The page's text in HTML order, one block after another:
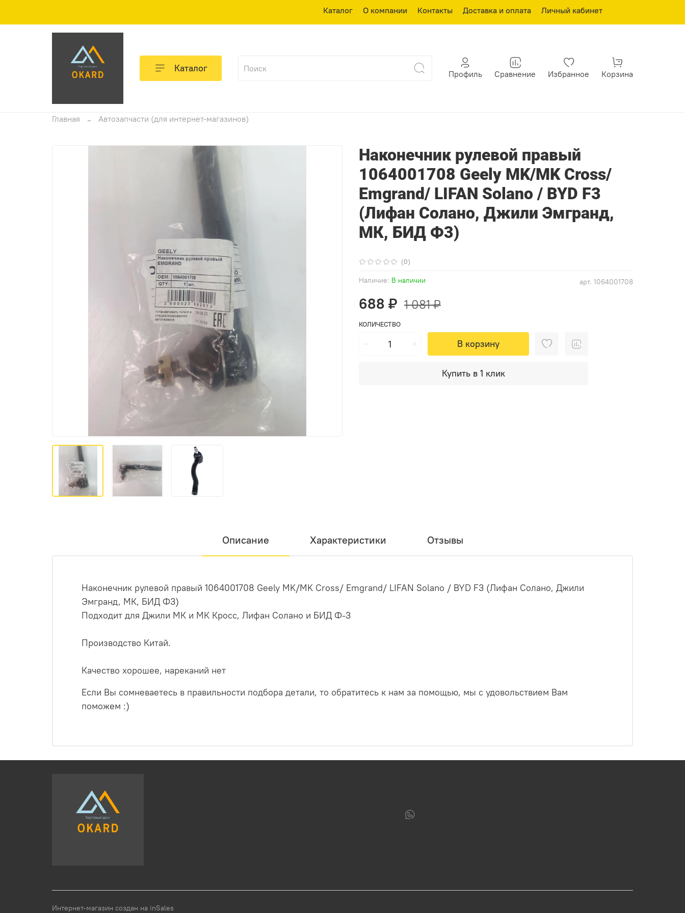
Каталог О компании Контакты Доставка и оплата Личный кабинет
Каталог Профиль Сравнение Избранное Корзина
Главная Автозапчасти (для интернет-магазинов)
(0)
арт. 1064001708
Наличие: В наличии
Наконечник рулевой правый
1064001708 Geely MK/MK Cross/
Emgrand/ LIFAN Solano / BYD F3
(Лифан Солано, Джили Эмгранд,
МК, БИД Ф3)
688 ₽ 1 081 ₽
КОЛИЧЕСТВО
В корзину
Купить в 1 клик
Описание Характеристики Отзывы
Наконечник рулевой правый 1064001708 Geely MK/MK Cross/ Emgrand/ LIFAN Solano / BYD F3 (Лифан Солано, Джили
Эмгранд, МК, БИД Ф3)
Подходит для Джили МК и МК Кросс, Лифан Солано и БИД Ф-3
Производство Китай.
Качество хорошее, нареканий нет
Если Вы сомневаетесь в правильности подбора детали, то обратитесь к нам за помощью, мы с удовольствием Вам
поможем :)
Интернет-магазин создан на inSales